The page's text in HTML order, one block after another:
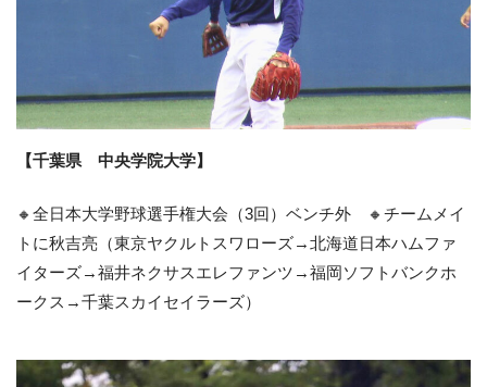
【千葉県 中央学院大学】
🔸全日本大学野球選手権大会（3回）ベンチ外 🔸チームメイ
トに秋吉亮（東京ヤクルトスワローズ→北海道日本ハムファ
イターズ→福井ネクサスエレファンツ→福岡ソフトバンクホ
ークス→千葉スカイセイラーズ）